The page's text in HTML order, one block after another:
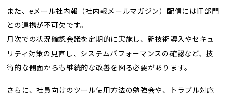
また、eメール社内報（社内報メールマガジン）配信にはIT部門
との連携が不可欠です。
月次での状況確認会議を定期的に実施し、新技術導入やセキュ
リティ対策の見直し、システムパフォーマンスの確認など、技
術的な側面からも継続的な改善を図る必要があります。
さらに、社員向けのツール使用方法の勉強会や、トラブル対応